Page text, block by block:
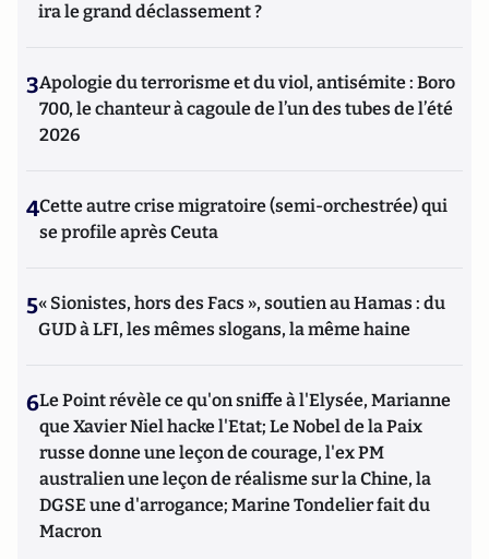
ira le grand déclassement ?
3Apologie du terrorisme et du viol, antisémite : Boro
700, le chanteur à cagoule de l’un des tubes de l’été
2026
4Cette autre crise migratoire (semi-orchestrée) qui
se profile après Ceuta
5« Sionistes, hors des Facs », soutien au Hamas : du
GUD à LFI, les mêmes slogans, la même haine
6Le Point révèle ce qu'on sniffe à l'Elysée, Marianne
que Xavier Niel hacke l'Etat; Le Nobel de la Paix
russe donne une leçon de courage, l'ex PM
australien une leçon de réalisme sur la Chine, la
DGSE une d'arrogance; Marine Tondelier fait du
Macron